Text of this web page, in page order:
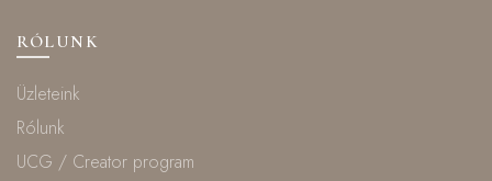
RÓLUNK
Üzleteink
Rólunk
UCG / Creator program